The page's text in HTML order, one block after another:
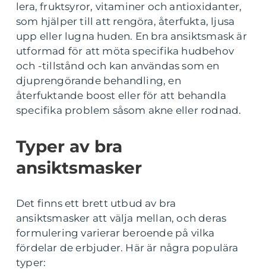
lera, fruktsyror, vitaminer och antioxidanter,
som hjälper till att rengöra, återfukta, ljusa
upp eller lugna huden. En bra ansiktsmask är
utformad för att möta specifika hudbehov
och -tillstånd och kan användas som en
djuprengörande behandling, en
återfuktande boost eller för att behandla
specifika problem såsom akne eller rodnad.
Typer av bra
ansiktsmasker
Det finns ett brett utbud av bra
ansiktsmasker att välja mellan, och deras
formulering varierar beroende på vilka
fördelar de erbjuder. Här är några populära
typer: